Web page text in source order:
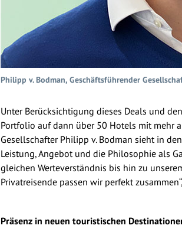
Philipp v. Bodman, Geschäftsführender
Unter Berücksichtigung dieses Deals und
Portfolio auf dann über 50 Hotels mit mehr
Gesellschafter Philipp v. Bodman sieht in
Leistung, Angebot und die Philosophie als
gleichen Werteverständnis bis hin zu
Privatreisende passen wir perfekt
Präsenz in neuen touristischen